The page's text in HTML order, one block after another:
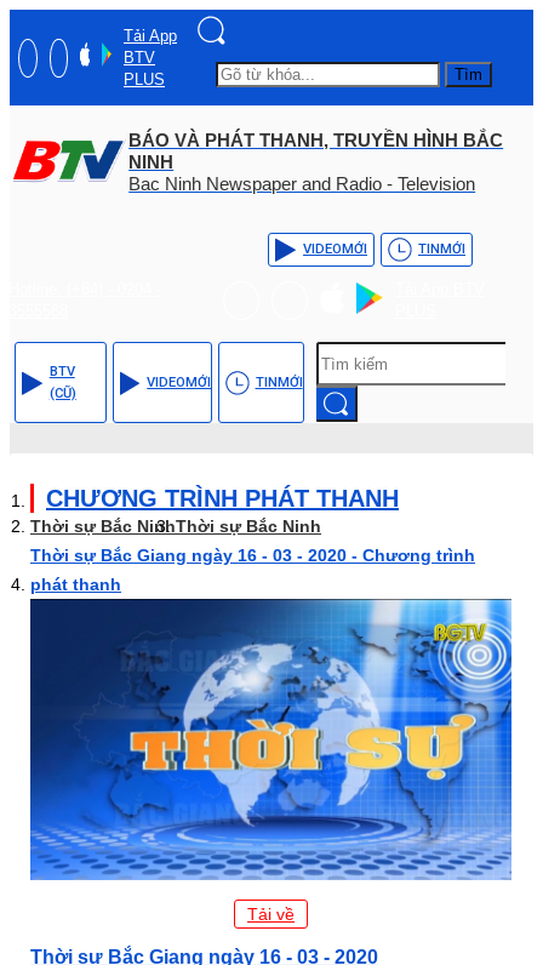
Tải App
BTV
PLUS
Tìm
BÁO VÀ PHÁT THANH, TRUYỀN HÌNH BẮC
NINH
Bac Ninh Newspaper and Radio - Television
VIDEOMỚI TINMỚI
BTV
(CŨ)
VIDEOMỚI TINMỚI
CHƯƠNG TRÌNH PHÁT THANH
Thời sự Bắc NinhThời sự Bắc Ninh
Thời sự Bắc Giang ngày 16 - 03 - 2020 - Chương trình
phát thanh
Tải về
Thời sự Bắc Giang ngày 16 - 03 - 2020